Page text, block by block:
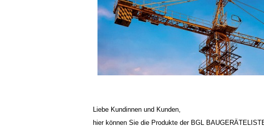
Liebe Kundinnen und Kunden,
hier können Sie die Produkte der BGL